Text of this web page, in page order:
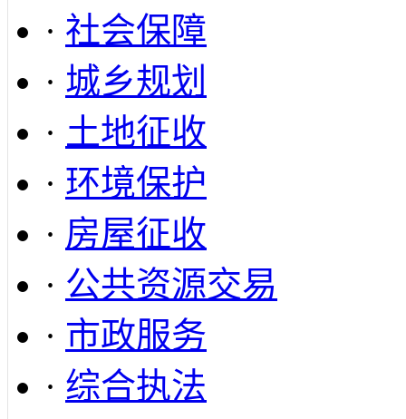
· 社会保障
· 城乡规划
· 土地征收
· 环境保护
· 房屋征收
· 公共资源交易
· 市政服务
· 综合执法